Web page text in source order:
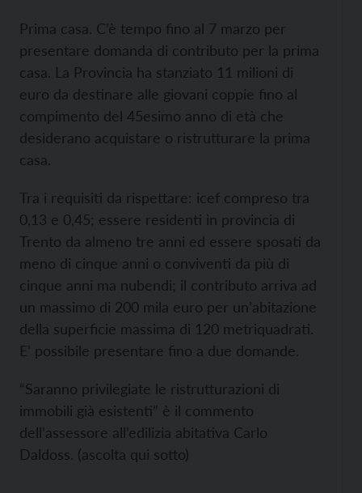
Prima casa. C’è tempo fino al 7 marzo per
presentare domanda di contributo per la prima
casa. La Provincia ha stanziato 11 milioni di
euro da destinare alle giovani coppie fino al
compimento del 45esimo anno di età che
desiderano acquistare o ristrutturare la prima
casa.
Tra i requisiti da rispettare: icef compreso tra
0,13 e 0,45; essere residenti in provincia di
Trento da almeno tre anni ed essere sposati da
meno di cinque anni o conviventi da più di
cinque anni ma nubendi; il contributo arriva ad
un massimo di 200 mila euro per un’abitazione
della superficie massima di 120 metriquadrati.
E’ possibile presentare fino a due domande.
“Saranno privilegiate le ristrutturazioni di
immobili già esistenti” è il commento
dell’assessore all’edilizia abitativa Carlo
Daldoss. (ascolta qui sotto)